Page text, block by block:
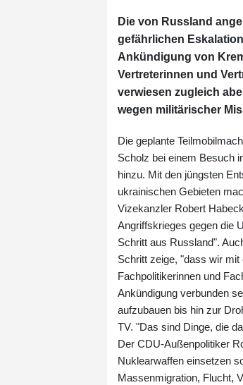
Die von Russland
gefährlichen
Ankündigung von
Vertreterinnen und
verwiesen zugleich
wegen militärischer
Die geplante
Scholz bei einem Besuch
hinzu. Mit den jüngsten
ukrainischen Gebieten
Vizekanzler Robert
Angriffskrieges gegen die
Schritt aus Russland".
Schritt zeige, "dass wir
Fachpolitikerinnen und
Ankündigung verbunden
aufzubauen bis hin zur
TV. "Das sind Dinge, die
Der CDU-Außenpolitiker
Nuklearwaffen einsetzen
Massenmigration, Flucht,